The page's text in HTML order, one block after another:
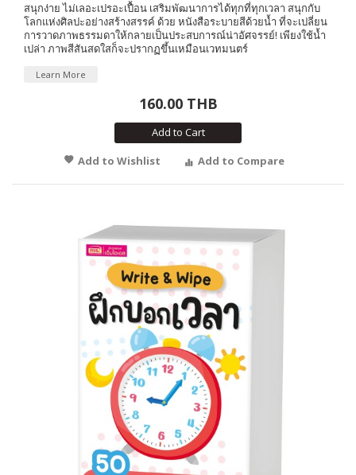
สนุกง่าย ไม่เลอะเปรอะเปื้อน เสริมพัฒนาการได้ทุกที่ทุกเวลา สนุกกับ
โลกแห่งศิลปะอย่างสร้างสรรค์ ด้วย หนังสือระบายสีด้วยน้ำ ที่จะเปลี่ยน
การวาดภาพธรรมดาให้กลายเป็นประสบการณ์น่าอัศจรรย์! เพียงใช้น้ำ
เปล่า ภาพสีสันสดใสก็จะปรากฏขึ้นเหมือนเวทมนตร์
Learn More
160.00 THB
Add to Cart
Add to Wishlist
Add to Compare